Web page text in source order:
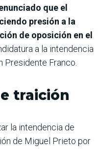
que el
presión a la
de oposición en el
a la intendencia
Presidente Franco.
traición
la intendencia de
de Miguel Prieto por